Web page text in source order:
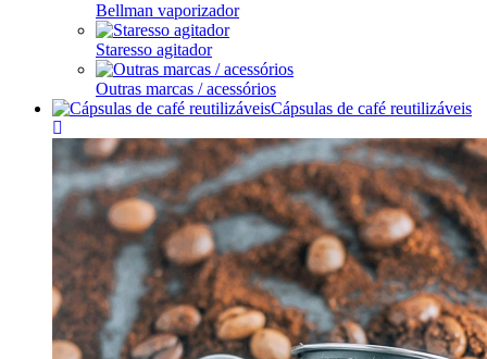
Bellman vaporizador
Staresso agitador
Outras marcas / acessórios
Cápsulas de café reutilizáveis